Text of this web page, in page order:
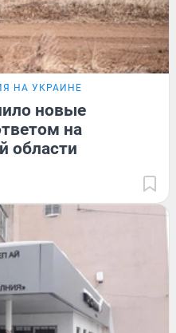
НА УКРАИНЕ
новые
на
области